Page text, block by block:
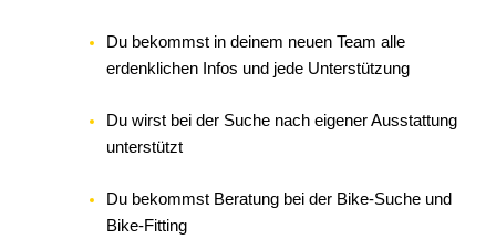
Du bekommst in deinem neuen Team alle
erdenklichen Infos und jede Unterstützung
Du wirst bei der Suche nach eigener Ausstattung
unterstützt
Du bekommst Beratung bei der Bike-Suche und
Bike-Fitting